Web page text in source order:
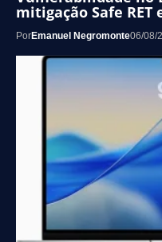
mitigação Safe RET
PorEmanuel Negromonte06/08/